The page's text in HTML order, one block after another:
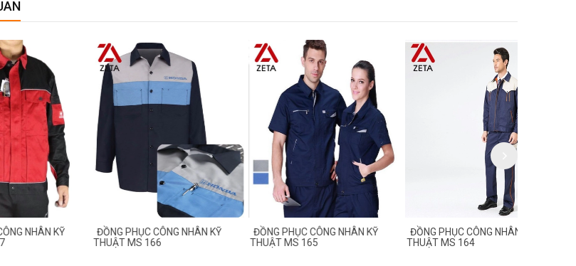
KỸ
ĐỒNG PHỤC CÔNG NHÂN KỸ
THUẬT MS 166
ĐỒNG PHỤC CÔNG NHÂN KỸ
THUẬT MS 165
ĐỒNG PHỤC CÔNG NHÂN KỸ
THUẬT MS 164